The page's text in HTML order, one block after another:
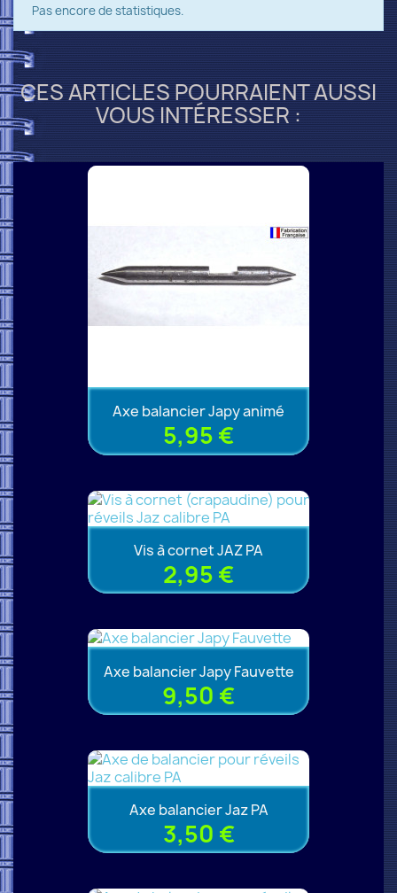
Pas encore de statistiques.
CES ARTICLES POURRAIENT AUSSI
VOUS INTÉRESSER :
Axe balancier Japy animé
5,95 €
Vis à cornet JAZ PA
2,95 €
Axe balancier Japy Fauvette
9,50 €
Axe balancier Jaz PA
3,50 €